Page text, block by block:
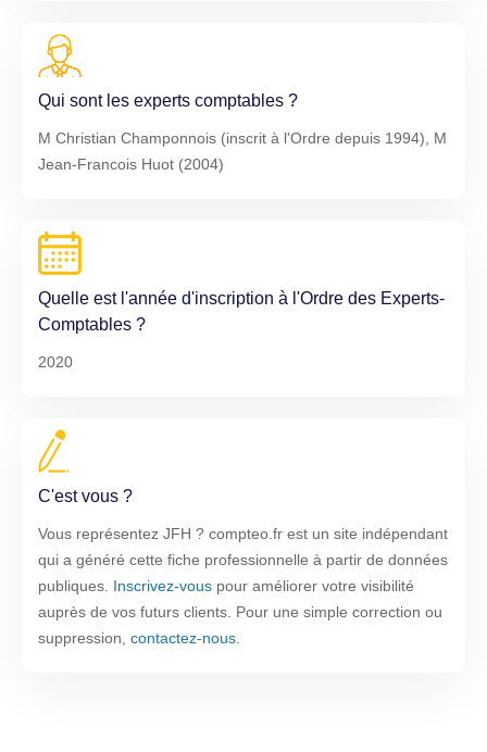
Qui sont les experts comptables ?
M Christian Champonnois (inscrit à l'Ordre depuis 1994), M
Jean-Francois Huot (2004)
Quelle est l'année d'inscription à l'Ordre des Experts-
Comptables ?
2020
C'est vous ?
Vous représentez JFH ? compteo.fr est un site indépendant
qui a généré cette fiche professionnelle à partir de données
publiques. Inscrivez-vous pour améliorer votre visibilité
auprès de vos futurs clients. Pour une simple correction ou
suppression, contactez-nous